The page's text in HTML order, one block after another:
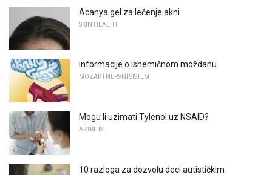
Acanya gel za lečenje akni
SKIN HEALTH
Informacije o Ishemičnom moždanu
MOZAK I NERVNI SISTEM
Mogu li uzimati Tylenol uz NSAID?
ARTRITIS
10 razloga za dozvolu deci autističkim